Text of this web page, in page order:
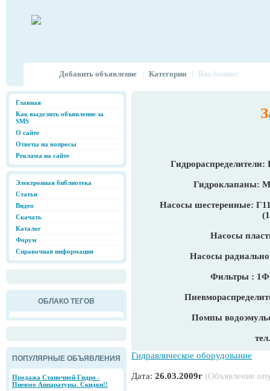
Добавить объявление| Категории| Ваш блокнот
Главная
Как выделить объявление за
SMS
О сайте
Ответы на вопросы
Реклама на сайте
Электронная библиотека
Статьи
Видео
Скачать
Каталог
Форум
Справочная информация
ОБЛАКО ТЕГОВ
ПОПУЛЯРНЫЕ ОБЪЯВЛЕНИЯ
Продажа Станочной Гидро -
Пневмо Аппаратуры. Скидки!!
Гидроклапаны:
Насосы шестеренные:
Насосы
Насосы
Фильтры :
Помпы
Гидравлическое оборудование
Дата: 26.03.2009г (Объявление